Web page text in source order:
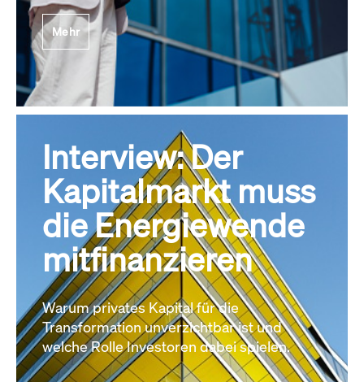
Mehr
Interview: Der
Kapitalmarkt muss
die Energiewende
mitfinanzieren
Warum privates Kapital für die
Transformation unverzichtbar ist und
welche Rolle Investoren dabei spielen.